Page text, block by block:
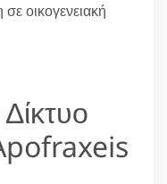
οικογενειακή